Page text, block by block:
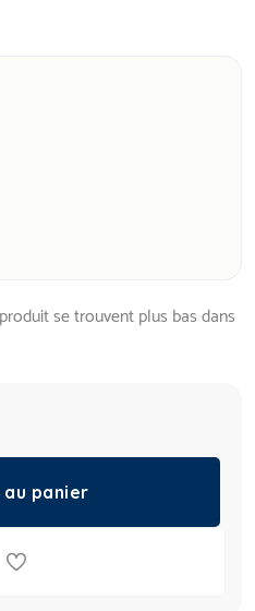
se trouvent plus bas dans
panier